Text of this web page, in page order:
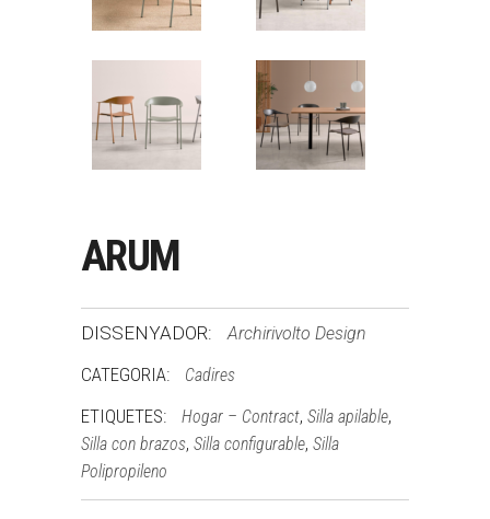
ARUM
DISSENYADOR: Archirivolto Design
CATEGORIA: Cadires
ETIQUETES: Hogar – Contract, Silla apilable,
Silla con brazos, Silla configurable, Silla
Polipropileno